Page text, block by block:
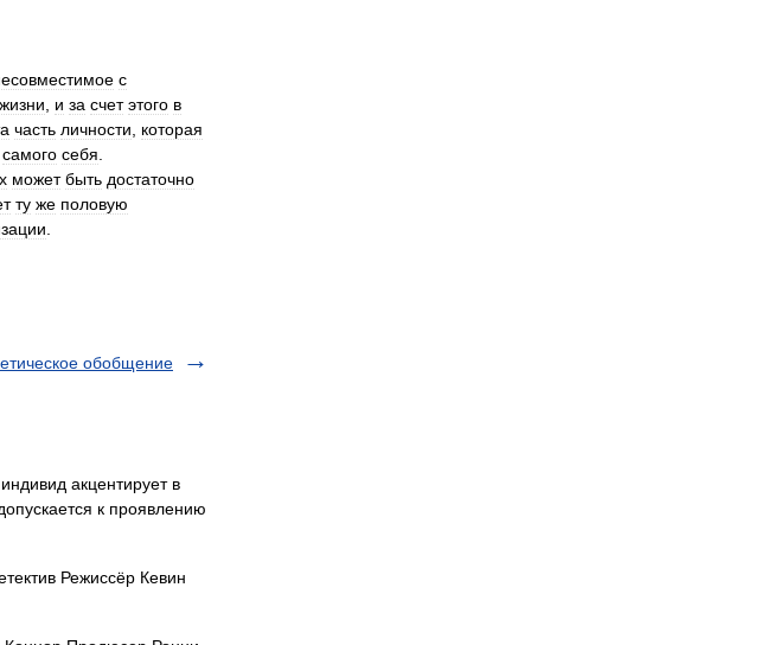
с
жизни и за счет этого в
часть личности
которая
самого себя
может быть достаточно
ту же половую
обобщение
акцентирует в
к проявлению
Режиссёр Кевин